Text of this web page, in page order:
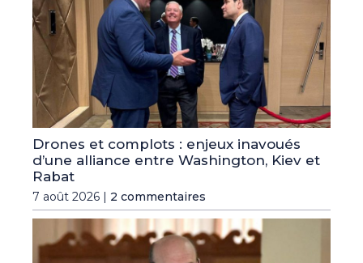
Drones et complots : enjeux inavoués
d’une alliance entre Washington, Kiev et
Rabat
7 août 2026 | 2 commentaires